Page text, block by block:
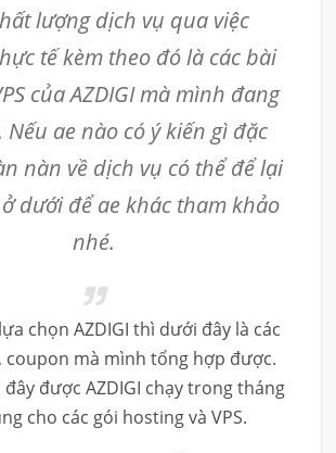
lượng dịch vụ qua việc
tế kèm theo đó là các bài
của AZDIGI mà mình đang
ae nào có ý kiến gì đặc
nàn về dịch vụ có thể để lại
dưới để ae khác tham khảo
nhé.
chọn AZDIGI thì dưới đây là các
coupon mà mình tổng hợp được.
đây được AZDIGI chạy trong tháng
cho các gói hosting và VPS.